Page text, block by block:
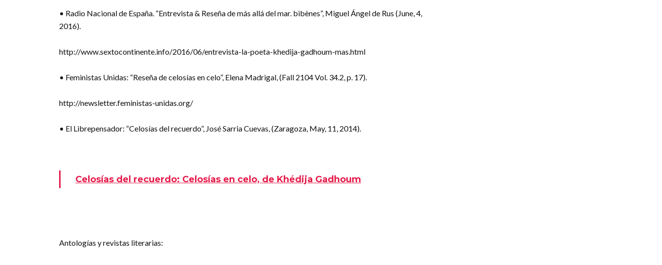
• Radio Nacional de España. “Entrevista & Reseña de más allá del mar. bibènes”, Miguel Ángel de Rus (June, 4,
2016).
http://www.sextocontinente.info/2016/06/entrevista-la-poeta-khedija-gadhoum-mas.html
• Feministas Unidas: “Reseña de celosías en celo”, Elena Madrigal, (Fall 2104 Vol. 34.2, p. 17).
http://newsletter.feministas-unidas.org/
• El Librepensador: “Celosías del recuerdo”, José Sarria Cuevas, (Zaragoza, May, 11, 2014).
Celosías del recuerdo: Celosías en celo, de Khédija Gadhoum
Antologías y revistas literarias: